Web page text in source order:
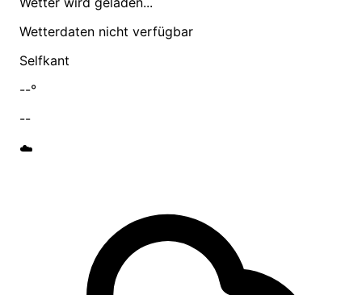
Wetterdaten nicht verfügbar
Selfkant
--°
--
☁️